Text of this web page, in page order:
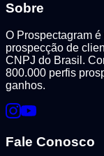
Sobre
O Prospectagram
prospecção de
CNPJ do Brasil.
800.000 perfis
ganhos.
Fale Conosco